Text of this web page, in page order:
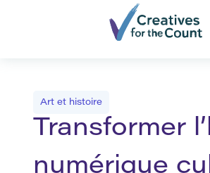
Art et histoire
Transformer
numérique